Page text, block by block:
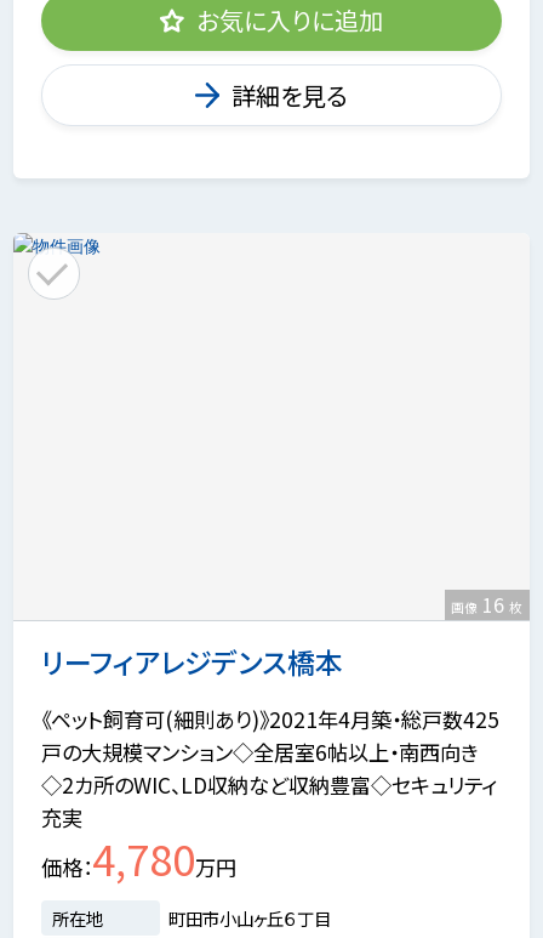
お気に入りに追加
詳細を見る
リーフィアレジデンス橋本
画像 16 枚
《ペット飼育可(細則あり)》2021年4月築・総戸数425
戸の大規模マンション◇全居室6帖以上・南西向き
◇2カ所のWIC、LD収納など収納豊富◇セキュリティ
充実
価格 4,780万円
所在地
町田市小山ヶ丘６丁目